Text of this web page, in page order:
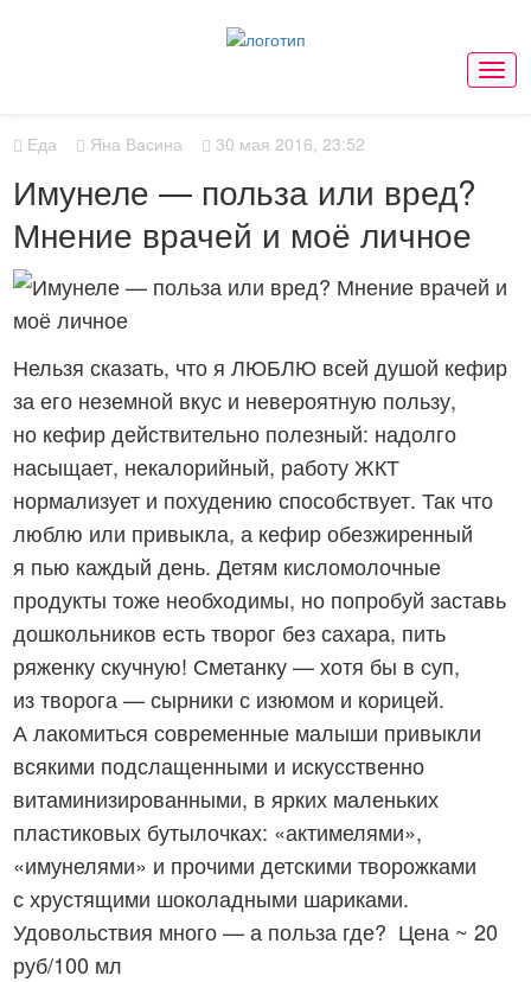
Еда Яна Васина 30 мая 2016, 23:52
Имунеле — польза или вред?
Мнение врачей и моё личное
Нельзя сказать, что я ЛЮБЛЮ всей душой кефир
за его неземной вкус и невероятную пользу,
но кефир действительно полезный: надолго
насыщает, некалорийный, работу ЖКТ
нормализует и похудению способствует. Так что
люблю или привыкла, а кефир обезжиренный
я пью каждый день. Детям кисломолочные
продукты тоже необходимы, но попробуй заставь
дошкольников есть творог без сахара, пить
ряженку скучную! Сметанку — хотя бы в суп,
из творога — сырники с изюмом и корицей.
А лакомиться современные малыши привыкли
всякими подслащенными и искусственно
витаминизированными, в ярких маленьких
пластиковых бутылочках: «актимелями»,
«имунелями» и прочими детскими творожками
с хрустящими шоколадными шариками.
Удовольствия много — а польза где? Цена ~ 20
руб/100 мл